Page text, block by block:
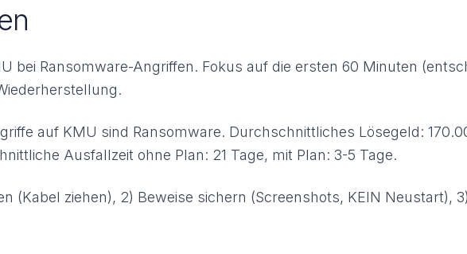
bei Ransomware-Angriffen. Fokus auf die ersten 60 Minuten
auf KMU sind Ransomware. Durchschnittliches Lösegeld:
Ausfallzeit ohne Plan: 21 Tage, mit Plan: 3-5 Tage.
(Kabel ziehen), 2) Beweise sichern (Screenshots, KEIN Neustart),